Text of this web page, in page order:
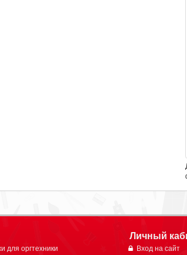
для оргтехники
Личный
Вход на сайт